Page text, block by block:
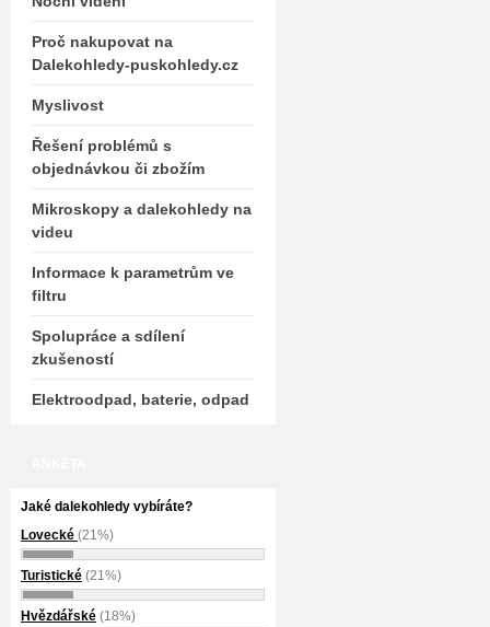
Proč nakupovat na
Dalekohledy-puskohledy.cz
Myslivost
Řešení problémů s
objednávkou či zbožím
Mikroskopy a dalekohledy na
videu
Informace k parametrům ve
filtru
Spolupráce a sdílení
zkušeností
Elektroodpad, baterie, odpad
Jaké dalekohledy vybíráte?
Lovecké (21%)
Turistické (21%)
Hvězdářské (18%)